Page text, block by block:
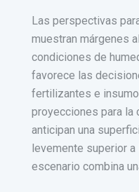
Las perspectivas
muestran márgenes
condiciones de
favorece las
fertilizantes e
proyecciones para la
anticipan una
levemente superior a
escenario combina